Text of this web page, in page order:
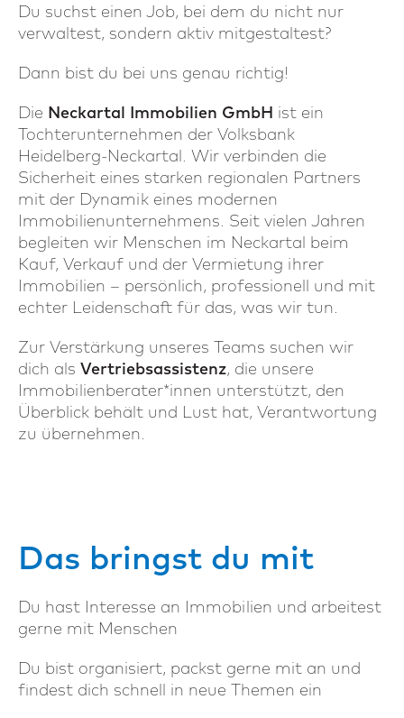
Du suchst einen Job, bei dem du nicht nur
verwaltest, sondern aktiv mitgestaltest?
Dann bist du bei uns genau richtig!
Die Neckartal Immobilien GmbH ist ein
Tochterunternehmen der Volksbank
Heidelberg-Neckartal. Wir verbinden die
Sicherheit eines starken regionalen Partners
mit der Dynamik eines modernen
Immobilienunternehmens. Seit vielen Jahren
begleiten wir Menschen im Neckartal beim
Kauf, Verkauf und der Vermietung ihrer
Immobilien – persönlich, professionell und mit
echter Leidenschaft für das, was wir tun.
Zur Verstärkung unseres Teams suchen wir
dich als Vertriebsassistenz, die unsere
Immobilienberater*innen unterstützt, den
Überblick behält und Lust hat, Verantwortung
zu übernehmen.
Das bringst du mit
Du hast Interesse an Immobilien und arbeitest
gerne mit Menschen
Du bist organisiert, packst gerne mit an und
findest dich schnell in neue Themen ein